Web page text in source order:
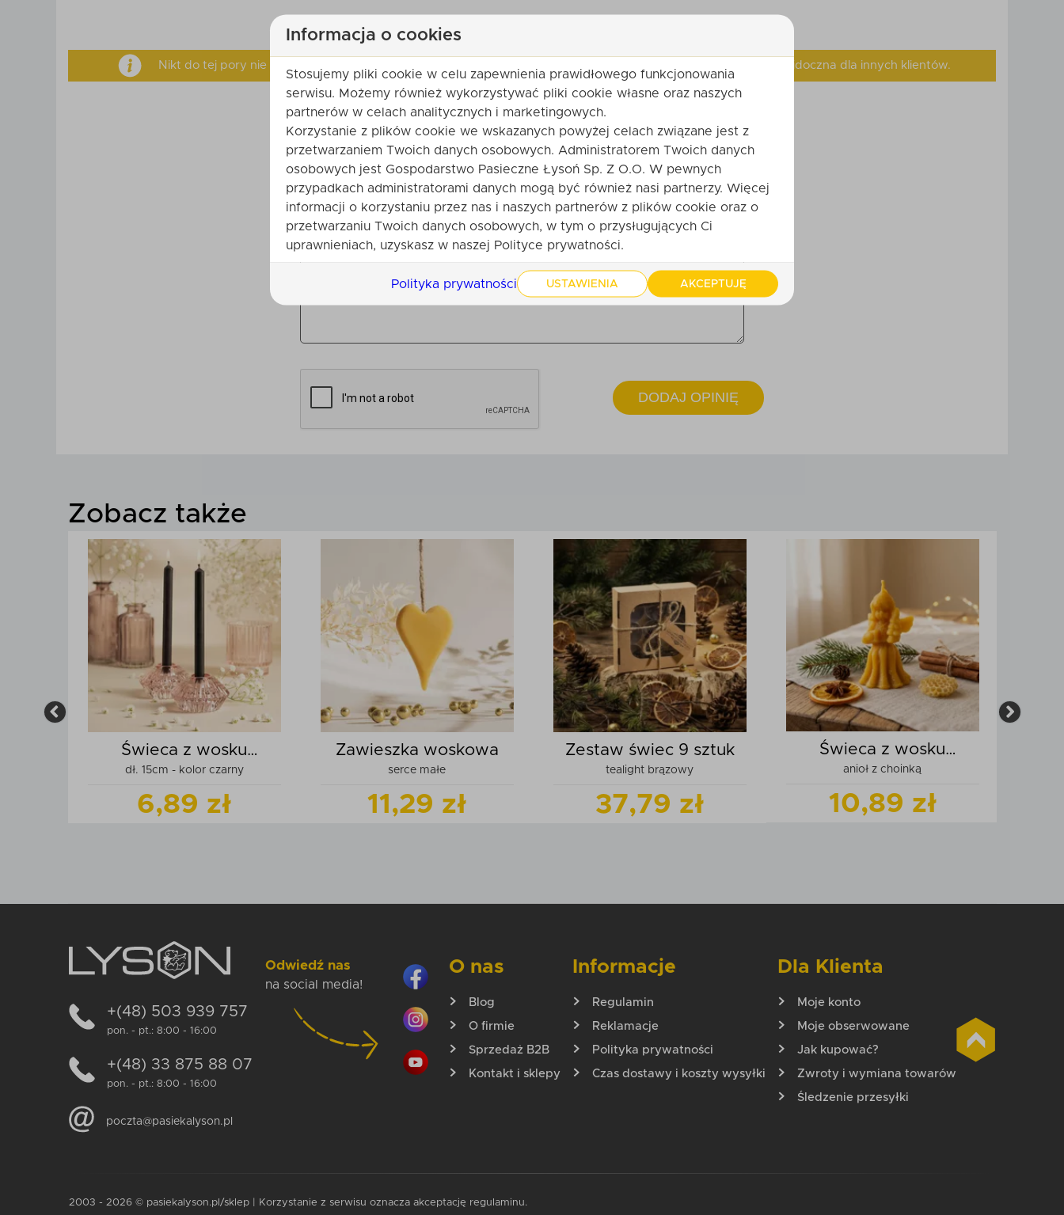
Nikt do tej pory nie ocenił tego produktu. Bądź pierwszy. Po zatwierdzeniu przez obsługę sklepu, będzie ona widoczna dla innych klientów.
Twoja ocena:
Treść opinii:
DODAJ OPINIĘ
Zobacz także
Świeca z wosku
pszczelego 0-07
dł. 15cm - kolor czarny
6,89 zł
Dodaj do koszyka
Zawieszka woskowa
serce małe
11,29 zł
Dodaj do koszyka
Zestaw świec 9 sztuk
tealight brązowy
37,79 zł
Dodaj do koszyka
Świeca z wosku
pszczelego
anioł z choinką
10,89 zł
Dodaj do koszyka
+(48) 503 939 757
pon. - pt.: 8:00 - 16:00
+(48) 33 875 88 07
pon. - pt.: 8:00 - 16:00
poczta@pasiekalyson.pl
Odwiedź nas
na social media!
O nas
Blog
O firmie
Sprzedaż B2B
Kontakt i sklepy
Informacje
Regulamin
Reklamacje
Polityka prywatności
Czas dostawy i koszty wysyłki
Dla Klienta
Moje konto
Moje obserwowane
Jak kupować?
Zwroty i wymiana towarów
Śledzenie przesyłki
2003 - 2026 © pasiekalyson.pl/sklep | Korzystanie z serwisu oznacza akceptację regulaminu.
Informacja o cookies
Stosujemy pliki cookie w celu zapewnienia prawidłowego funkcjonowania
serwisu. Możemy również wykorzystywać pliki cookie własne oraz naszych
partnerów w celach analitycznych i marketingowych.
Korzystanie z plików cookie we wskazanych powyżej celach związane jest z
przetwarzaniem Twoich danych osobowych. Administratorem Twoich danych
osobowych jest Gospodarstwo Pasieczne Łysoń Sp. Z O.O. W pewnych
przypadkach administratorami danych mogą być również nasi partnerzy. Więcej
informacji o korzystaniu przez nas i naszych partnerów z plików cookie oraz o
przetwarzaniu Twoich danych osobowych, w tym o przysługujących Ci
uprawnieniach, uzyskasz w naszej Polityce prywatności.
Polityka prywatności USTAWIENIA AKCEPTUJĘ